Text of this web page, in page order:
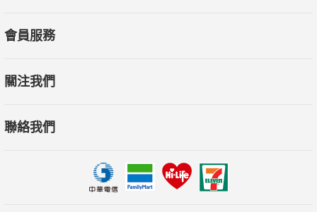
會員服務
關注我們
聯絡我們